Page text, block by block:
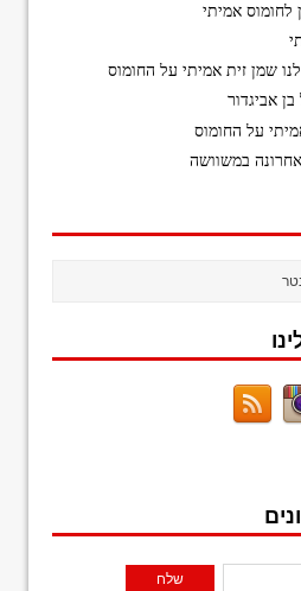
לחומוס אמיתי
שמן זית אמיתי על החומוס
אביגדור
על החומוס
במשוושה